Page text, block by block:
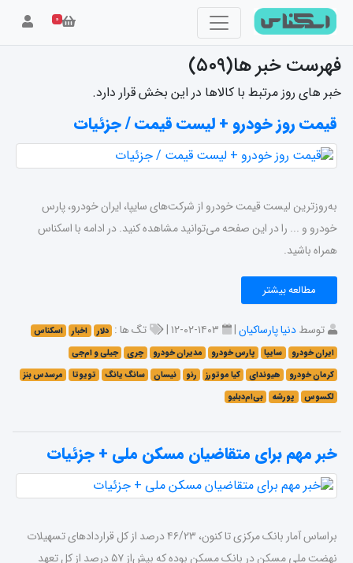
۰
فهرست خبر ها(۵۰۹)
خبر های روز مرتبط با کالاها در این بخش قرار دارد.
قیمت روز خودرو + لیست قیمت / جزئیات
به‌روزترین لیست قیمت خودرو از شرکت‌های سایپا، ایران خودرو، پارس
خودرو و ... را در این صفحه می‌توانید مشاهده کنید. در ادامه با اسکناس
همراه باشید.
مطالعه بیشتر
توسطدنیا پارساکیان| ۱۴۰۳-۰۲-۱۲ | تگ ها : دلار اخبار
اسکناس
ایران خودرو
سایپا پارس خودرو مدیران خودرو چری
جیلی و ام‌جی
کرمان خودرو
هیوندای کیا موتورز رنو نیسان سانگ یانگ تویوتا
مرسدس بنز
لکسوس
پورشه بی‌ام‌دبلیو
خبر مهم برای متقاضیان مسکن ملی + جزئیات
براساس آمار بانک مرکزی تا کنون، ۴۶/۲۳ درصد از کل قراردادهای تسهیلات
نهضت ملی مسکن در بانک مسکن بوده که بیش‌از ۵۷ درصد از کل تعهد